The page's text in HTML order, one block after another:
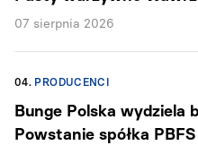
07 sierpnia 2026
04. PRODUCENCI
Bunge Polska wydziela
Powstanie spółka PBFS